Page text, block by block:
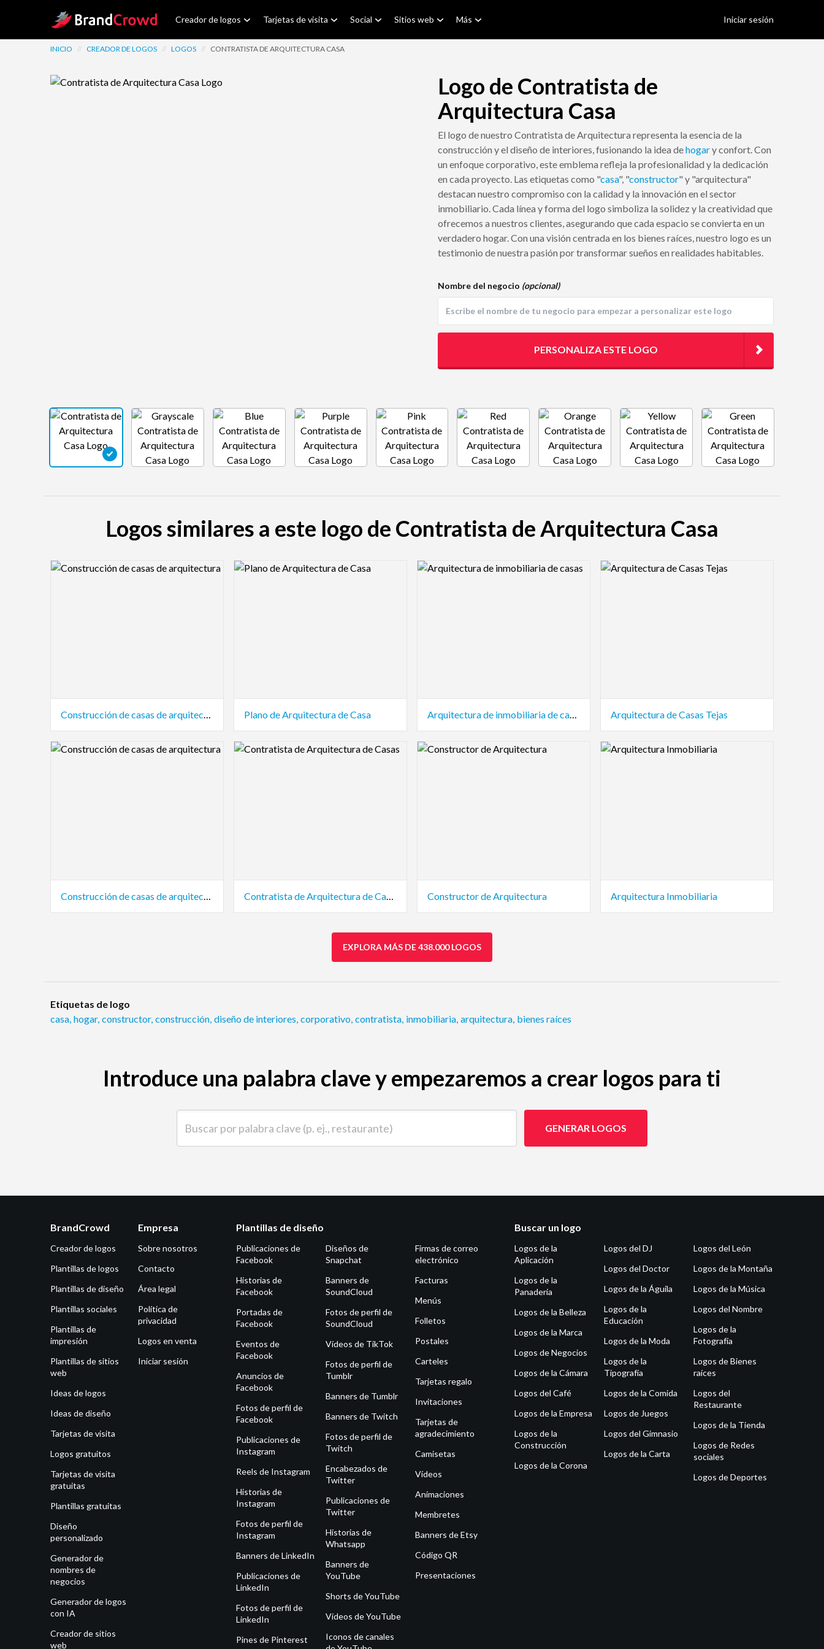
Site Logo Creador de logos Tarjetas de visita Social Sitios web Más Iniciar sesión
INICIO // CREADOR DE LOGOS // LOGOS // CONTRATISTA DE ARQUITECTURA CASA
Logo de Contratista de
Arquitectura Casa
El logo de nuestro Contratista de Arquitectura representa la esencia de la
construcción y el diseño de interiores, fusionando la idea dehogary confort. Con
un enfoque corporativo, este emblema refleja la profesionalidad y la dedicación
en cada proyecto. Las etiquetas como "casa", "constructor" y "arquitectura"
destacan nuestro compromiso con la calidad y la innovación en el sector
inmobiliario. Cada línea y forma del logo simboliza la solidez y la creatividad que
ofrecemos a nuestros clientes, asegurando que cada espacio se convierta en un
verdadero hogar. Con una visión centrada en los bienes raíces, nuestro logo es un
testimonio de nuestra pasión por transformar sueños en realidades habitables.
Nombre del negocio (opcional)
PERSONALIZA ESTE LOGO
Logos similares a este logo de Contratista de Arquitectura Casa
Logo Preview Image
Construcción de casas de arquitectura
Logo Preview Image
Plano de Arquitectura de Casa
Logo Preview Image
Arquitectura de inmobiliaria de casas
Logo Preview Image
Arquitectura de Casas Tejas
Logo Preview Image
Construcción de casas de arquitectura
Logo Preview Image
Contratista de Arquitectura de Casas
Logo Preview Image
Constructor de Arquitectura
Logo Preview Image
Arquitectura Inmobiliaria
EXPLORA MÁS DE 438.000 LOGOS
Etiquetas de logo
casa, hogar, constructor, construcción, diseño de interiores, corporativo, contratista, inmobiliaria, arquitectura, bienes raíces
Introduce una palabra clave y empezaremos a crear logos para ti
GENERAR LOGOS
BrandCrowd
Creador de logos
Plantillas de logos
Plantillas de diseño
Plantillas sociales
Plantillas de
impresión
Plantillas de sitios
web
Ideas de logos
Ideas de diseño
Tarjetas de visita
Logos gratuitos
Tarjetas de visita
gratuitas
Plantillas gratuitas
Diseño
personalizado
Generador de
nombres de
negocios
Generador de logos
con IA
Creador de sitios
web
Empresa
Sobre nosotros
Contacto
Área legal
Política de
privacidad
Logos en venta
Iniciar sesión
Plantillas de diseño
Publicaciones de
Facebook
Historias de
Facebook
Portadas de
Facebook
Eventos de
Facebook
Anuncios de
Facebook
Fotos de perfil de
Facebook
Publicaciones de
Instagram
Reels de Instagram
Historias de
Instagram
Fotos de perfil de
Instagram
Banners de LinkedIn
Publicaciones de
LinkedIn
Fotos de perfil de
LinkedIn
Pines de Pinterest
Diseños de
Snapchat
Banners de
SoundCloud
Fotos de perfil de
SoundCloud
Vídeos de TikTok
Fotos de perfil de
Tumblr
Banners de Tumblr
Banners de Twitch
Fotos de perfil de
Twitch
Encabezados de
Twitter
Publicaciones de
Twitter
Historias de
Whatsapp
Banners de
YouTube
Shorts de YouTube
Vídeos de YouTube
Iconos de canales
Firmas de correo
electrónico
Facturas
Menús
Folletos
Postales
Carteles
Tarjetas regalo
Invitaciones
Tarjetas de
agradecimiento
Camisetas
Vídeos
Animaciones
Membretes
Banners de Etsy
Código QR
Presentaciones
Buscar un logo
Logos de la
Aplicación
Logos de la
Panadería
Logos de la Belleza
Logos de la Marca
Logos de Negocios
Logos de la Cámara
Logos del Café
Logos de la Empresa
Logos de la
Construcción
Logos de la Corona
Logos del DJ
Logos del Doctor
Logos de la Águila
Logos de la
Educación
Logos de la Moda
Logos de la
Tipografía
Logos de la Comida
Logos de Juegos
Logos del Gimnasio
Logos de la Carta
Logos del León
Logos de la Montaña
Logos de la Música
Logos del Nombre
Logos de la
Fotografía
Logos de Bienes
raíces
Logos del
Restaurante
Logos de la Tienda
Logos de Redes
sociales
Logos de Deportes